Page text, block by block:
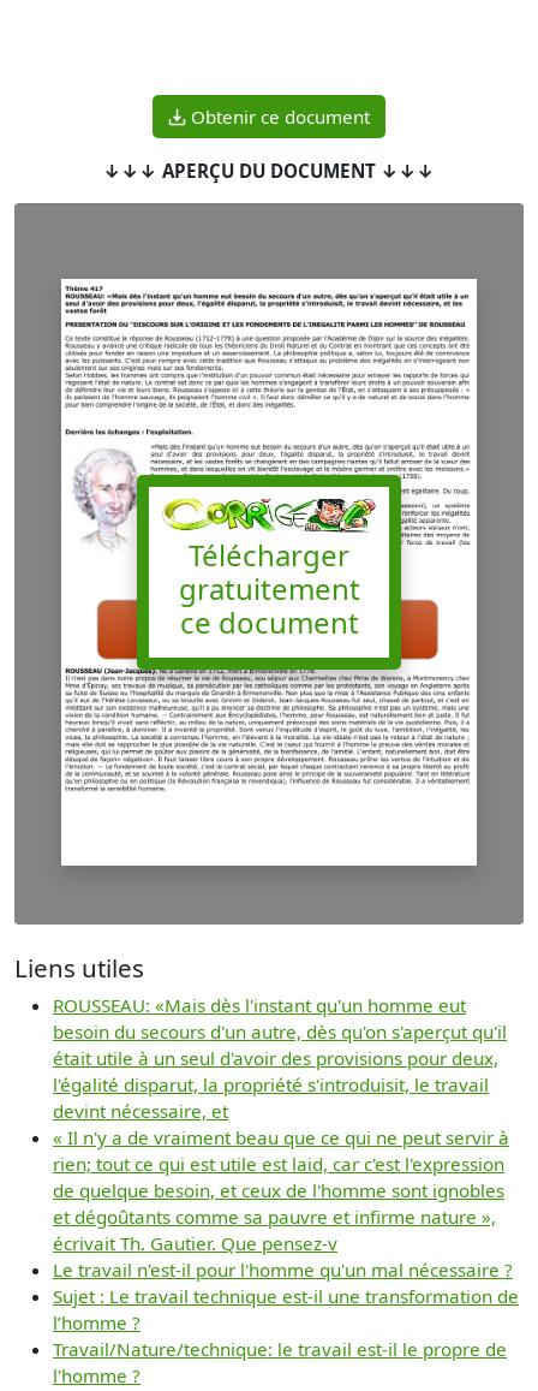
Obtenir ce document
↓↓↓ APERÇU DU DOCUMENT ↓↓↓
Télécharger
gratuitement
ce document
Liens utiles
ROUSSEAU: «Mais dès l'instant qu'un homme eut
besoin du secours d'un autre, dès qu'on s'aperçut qu'il
était utile à un seul d'avoir des provisions pour deux,
l'égalité disparut, la propriété s'introduisit, le travail
devint nécessaire, et
« Il n'y a de vraiment beau que ce qui ne peut servir à
rien; tout ce qui est utile est laid, car c'est l'expression
de quelque besoin, et ceux de l'homme sont ignobles
et dégoûtants comme sa pauvre et infirme nature »,
écrivait Th. Gautier. Que pensez-v
Le travail n'est-il pour l'homme qu'un mal nécessaire ?
Sujet : Le travail technique est-il une transformation de
l’homme ?
Travail/Nature/technique: le travail est-il le propre de
l'homme ?